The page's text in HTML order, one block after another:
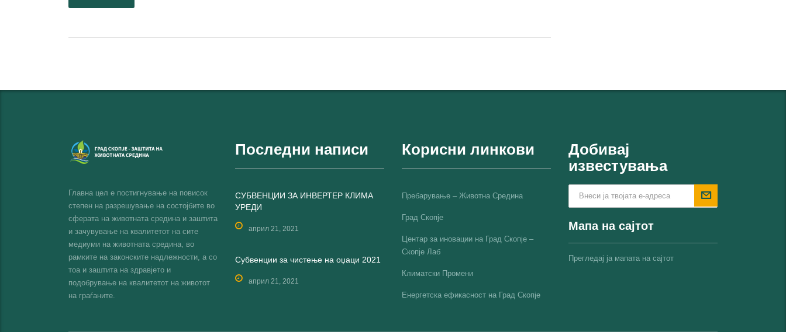
Главна цел е постигнување на повисок
степен на разрешување на состојбите во
сферата на животната средина и заштита
и зачувување на квалитетот на сите
медиуми на животната средина, во
рамките на законските надлежности, а со
тоа и заштита на здравјето и
подобрување на квалитетот на животот
на граѓаните.
Последни написи
СУБВЕНЦИИ ЗА ИНВЕРТЕР КЛИМА
УРЕДИ
април 21, 2021
Субвенции за чистење на оџаци 2021
април 21, 2021
Корисни линкови
Пребарување – Животна Средина
Град Скопје
Центар за иновации на Град Скопје –
Скопје Лаб
Климатски Промени
Енергетска ефикасност на Град Скопјe
Добивај
известувања
Мапа на сајтот
Прегледај ја мапата на сајтот